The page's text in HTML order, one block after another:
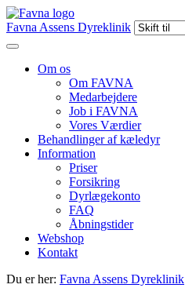
Favna Assens Dyreklinik
Om os
Om FAVNA
Medarbejdere
Job i FAVNA
Vores Værdier
Behandlinger af kæledyr
Information
Priser
Forsikring
Dyrlægekonto
FAQ
Åbningstider
Webshop
Kontakt
Du er her: Favna Assens Dyreklinik